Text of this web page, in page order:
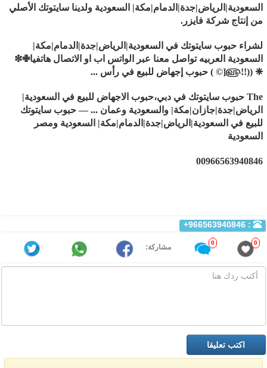
السعودية|الرياض|جدة|الدمام|مكة| السعودية ولدينا سايتوتك الأصلي
من إنتاج شركة فايزر.
لشراء حبوب سايتوتك في السعودية|الرياض|جدة|الدمام|مكة|
السعودية العربيه تواصل معنا عبر الواتس اب او الاتصال هاتفيا✙❇
❈
((!!
௵[© ) حبوب إجهاض للبيع في رأس ...
The حبوب سايتوتك في دبي،حبوب الاجهاض للبيع في السعودية|
الرياض|جدة|جازان|مكة| والسعودية وعمان ... — حبوب سايتوتك
للبيع في السعودية|الرياض|جدة|الدمام|مكة| السعودية ومصر
السعودية
00966563940846
: 966563940846+
0
0
مشاركة: